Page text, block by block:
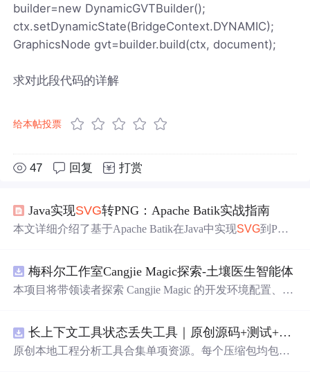
builder=new DynamicGVTBuilder();
ctx.setDynamicState(BridgeContext.DYNAMIC);
GraphicsNode gvt=builder.build(ctx, document);
求对此段代码的详解
给本帖投票
47 回复 打赏
Java实现SVG转PNG：Apache Batik实战指南
本文详细介绍了基于Apache Batik在Java中实现SVG到PNG
化、批量转换及常见问题（字体渲染、透明背景、内存溢
出）的解决方案，并结合电商缩略图和图表导出等实际应
梅科尔工作室Cangjie Magic探索-土壤医生智能体
本项目将带领读者探索 Cangjie Magic 的开发环境配置、智
长上下文工具状态丢失工具｜原创源码+测试+离线报告
原创本地工程分析工具合集单项资源。每个压缩包均包含